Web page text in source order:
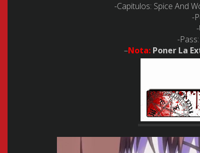
-Capitulos: Spice And
-
-
–Nota:Poner La